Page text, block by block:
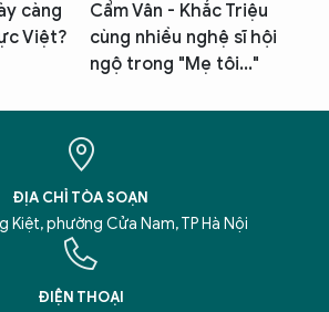
càng
Việt?
Cẩm Vân - Khắc Triệu
cùng nhiều nghệ sĩ hội
ngộ trong "Mẹ tôi..."
ĐỊA CHỈ TÒA SOẠN
Kiệt, phường Cửa Nam, TP Hà Nội
ĐIỆN THOẠI